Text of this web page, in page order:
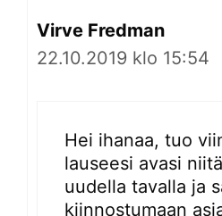
Virve Fredman
22.10.2019 klo 15:54
Hei ihanaa, tuo
lauseesi avasi
uudella tavalla ja
kiinnostumaan